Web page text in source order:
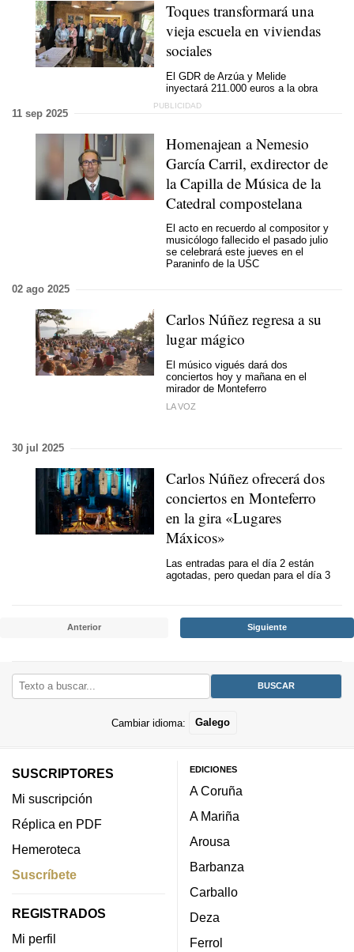
Toques transformará una
vieja escuela en viviendas
sociales
El GDR de Arzúa y Melide
inyectará 211.000 euros a la obra
11 sep 2025
Homenajean a Nemesio
García Carril, exdirector de
la Capilla de Música de la
Catedral compostelana
El acto en recuerdo al compositor y
musicólogo fallecido el pasado julio
se celebrará este jueves en el
Paraninfo de la USC
02 ago 2025
Carlos Núñez regresa a su
lugar mágico
El músico vigués dará dos
conciertos hoy y mañana en el
mirador de Monteferro
LA VOZ
30 jul 2025
Carlos Núñez ofrecerá dos
conciertos en Monteferro
en la gira «Lugares
Máxicos»
Las entradas para el día 2 están
agotadas, pero quedan para el día 3
Anterior Siguiente
Cambiar idioma: Galego
SUSCRIPTORES
Mi suscripción
Réplica en PDF
Hemeroteca
Suscríbete
REGISTRADOS
Mi perfil
EDICIONES
A Coruña
A Mariña
Arousa
Barbanza
Carballo
Deza
Ferrol